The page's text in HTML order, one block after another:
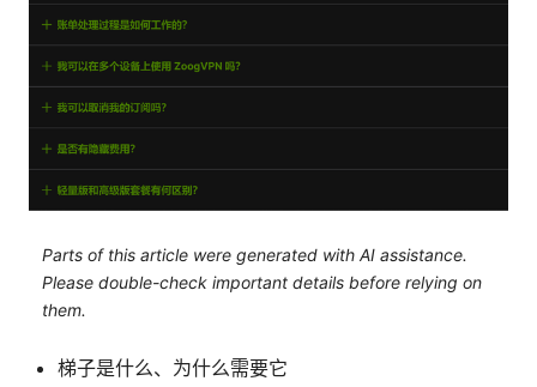
Parts of this article were generated with AI assistance.
Please double-check important details before relying on
them.
梯子是什么、为什么需要它